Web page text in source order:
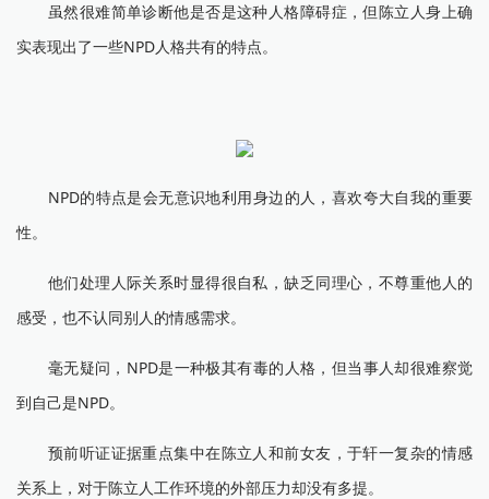
虽然很难简单诊断他是否是这种人格障碍症，但陈立人身上确
实表现出了一些NPD人格共有的特点。
NPD的特点是会无意识地利用身边的人，喜欢夸大自我的重要
性。
他们处理人际关系时显得很自私，缺乏同理心，不尊重他人的
感受，也不认同别人的情感需求。
毫无疑问，NPD是一种极其有毒的人格，但当事人却很难察觉
到自己是NPD。
预前听证证据重点集中在陈立人和前女友，于轩一复杂的情感
关系上，对于陈立人工作环境的外部压力却没有多提。